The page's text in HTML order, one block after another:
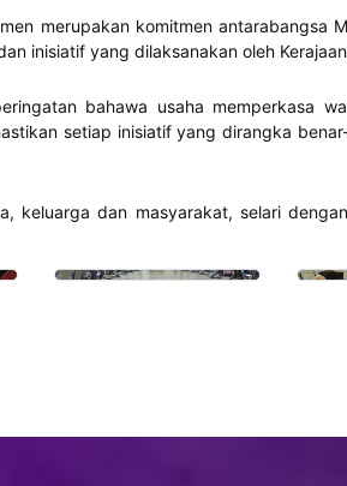
merupakan komitmen antarabangsa
inisiatif yang dilaksanakan oleh
bahawa usaha memperkasa
setiap inisiatif yang dirangka
keluarga dan masyarakat, selari